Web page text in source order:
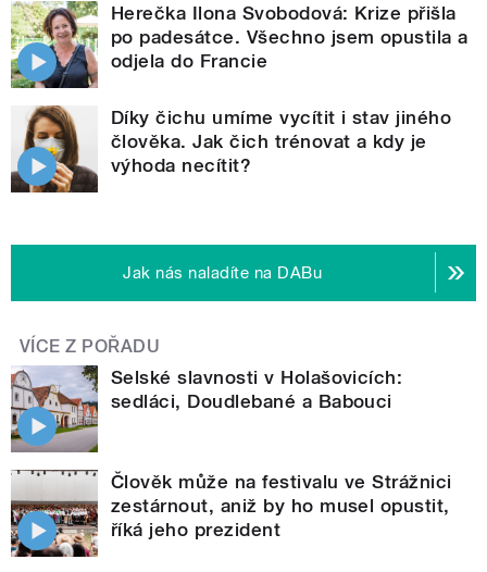
Herečka Ilona Svobodová: Krize přišla
po padesátce. Všechno jsem opustila a
odjela do Francie
Díky čichu umíme vycítit i stav jiného
člověka. Jak čich trénovat a kdy je
výhoda necítit?
Jak nás naladíte na DABu
VÍCE Z POŘADU
Selské slavnosti v Holašovicích:
sedláci, Doudlebané a Babouci
Člověk může na festivalu ve Strážnici
zestárnout, aniž by ho musel opustit,
říká jeho prezident